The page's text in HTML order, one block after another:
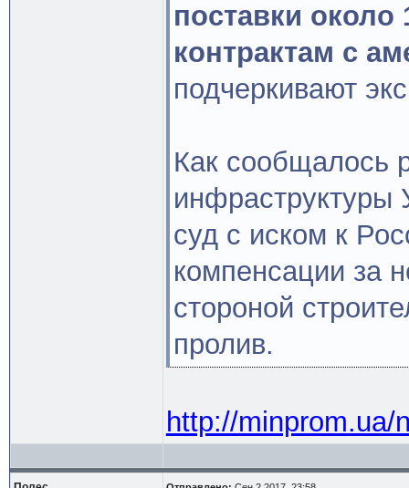
поставки около
контрактам с
подчеркивают
Как сообщалось
инфраструктуры
суд с иском к
компенсации за
стороной
пролив.
http://minprom.ua/